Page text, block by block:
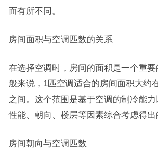
而有所不同。
房间面积与空调匹数的关系
在选择空调时，房间的面积是一个重
般来说，1匹空调适合的房间面积大约
之间。这个范围是基于空调的制冷能
性能、朝向、楼层等因素综合考虑得出
房间朝向与空调匹数